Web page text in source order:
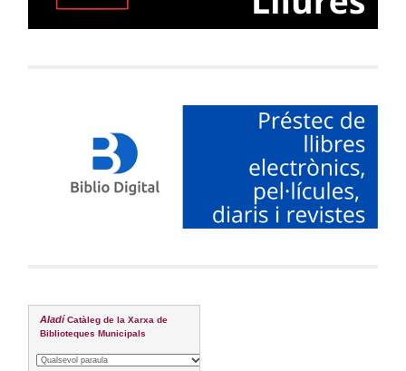
Aladí Catàleg de la Xarxa de
Biblioteques Municipals